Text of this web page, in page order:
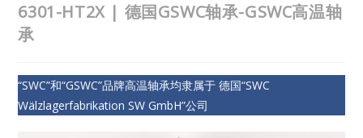
6301-HT2X | 德国GSWC轴承-GSWC高温轴
承
“SWC”和“GSWC”品牌高温轴承均隶属于 德国“SWC
Wälzlagerfabrikation SW GmbH”公司